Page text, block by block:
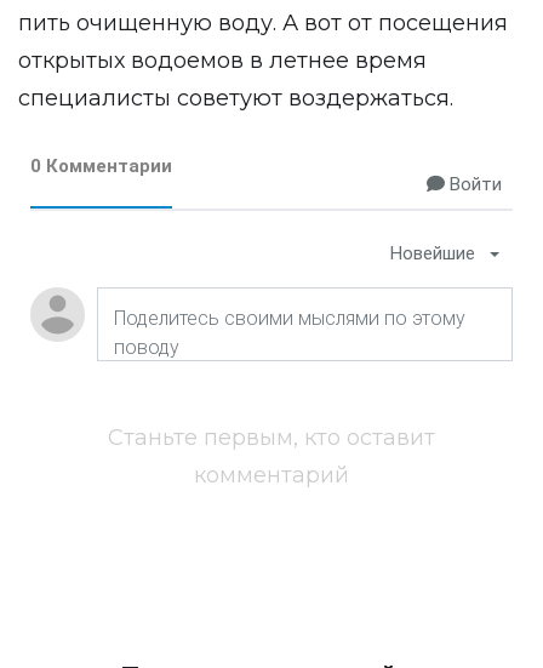
пить очищенную воду. А вот от посещения
открытых водоемов в летнее время
специалисты советуют воздержаться.
0 Комментарии
Войти
Новейшие
Станьте первым, кто оставит
комментарий